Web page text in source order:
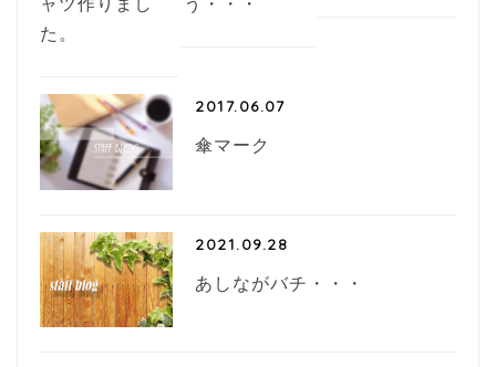
た。
2017.06.07
傘マーク
2021.09.28
あしながバチ・・・